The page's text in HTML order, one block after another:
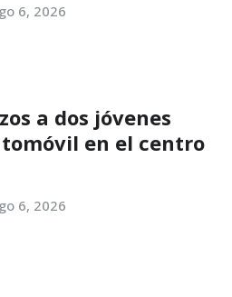
6, 2026
a dos jóvenes
en el centro
6, 2026